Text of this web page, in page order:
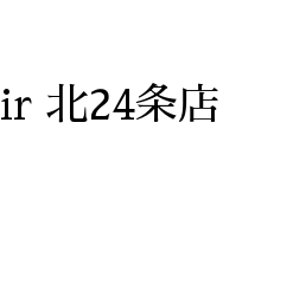
北24条店